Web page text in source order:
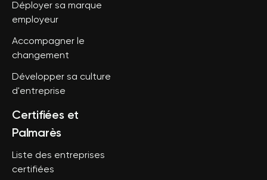
Déployer sa marque
employeur
Accompagner le
changement
Développer sa culture
d'entreprise
Certifiées et
Palmarès
Liste des entreprises
certifiées